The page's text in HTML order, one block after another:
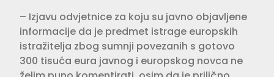
– Izjavu odvjetnice za koju su javno objavljene
informacije da je predmet istrage europskih
istražitelja zbog sumnji povezanih s gotovo
300 tisuća eura javnog i europskog novca ne